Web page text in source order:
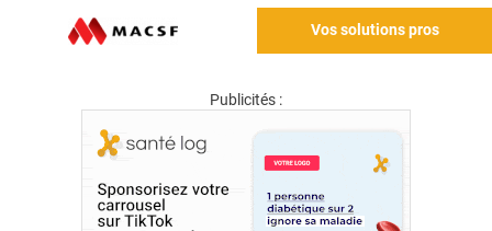
Vos solutions pros
Publicités :